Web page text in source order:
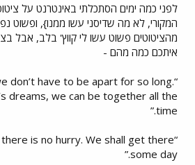
לפני כמה ימים הסתכלתי באינטרנט על
המקורי, לא מה שדיסני עשו ממנו}, ופשוט
מהציטוטים פשוט עשו לי קווץ' בלב, אבל
איתכם כמה מהם -
don’t have to be apart for so long.
dreams, we can be together all the
time.”
there is no hurry. We shall get there
some day.”